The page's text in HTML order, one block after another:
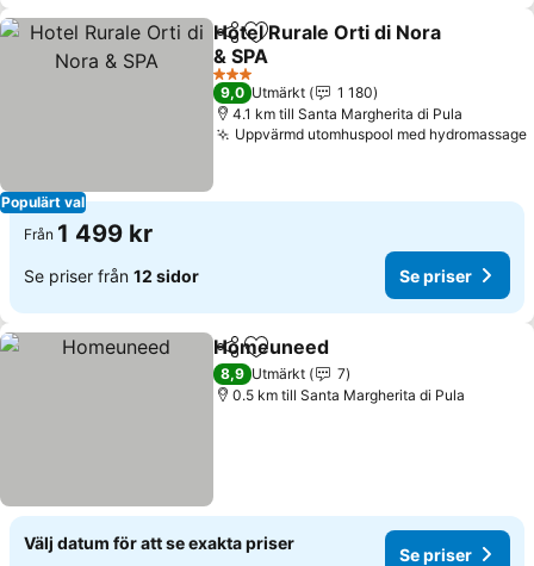
Populärt val
Dela Lägg till i Mina Favoriter
Hotel Rurale Orti di Nora
& SPA
Se priser
3 Stjärnor
9,0 Utmärkt
1 180
4.1 km till Santa Margherita di Pula
Uppvärmd utomhuspool med hydromassage
Från 1 499 kr
Se priser från 12 sidor Se priser
Dela Lägg till i Mina Favoriter
Homeuneed
8,9 Utmärkt
7
0.5 km till Santa Margherita di Pula
Välj datum för att se exakta priser
Se priser